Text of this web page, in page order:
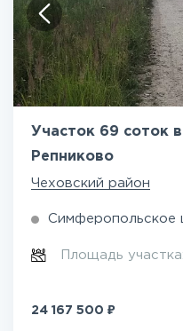
Участок 69 соток
Репниково
Чеховский район
Симферопольское
Площадь участка:
24 167 500 ₽